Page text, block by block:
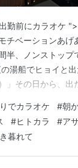
勤前にカラオケ
チベーションあげ
半、ノンストップ
湯船でヒョイと
」その日から、出
るにも胸のうちで
、 ">今回のカラオ
レンジ曲に、この
・・（はたして歌
でカラオケ #朝
#ヒトカラ #ア
暮れて